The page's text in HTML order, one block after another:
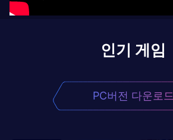
인기 게임
PC버전 다운로드